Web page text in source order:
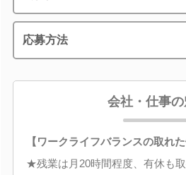
応募方法
会社・仕事の
【ワークライフバランスの取れ
★残業は月20時間程度、有休も取